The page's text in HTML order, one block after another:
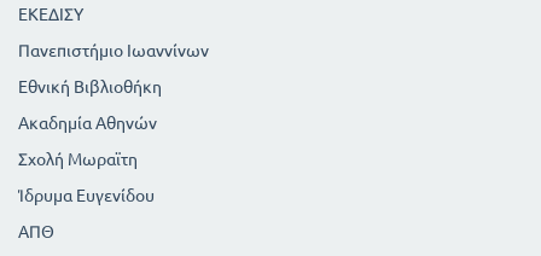
ΕΚΕΔΙΣΥ
Πανεπιστήμιο Ιωαννίνων
Εθνική Βιβλιοθήκη
Ακαδημία Αθηνών
Σχολή Μωραϊτη
Ίδρυμα Ευγενίδου
ΑΠΘ